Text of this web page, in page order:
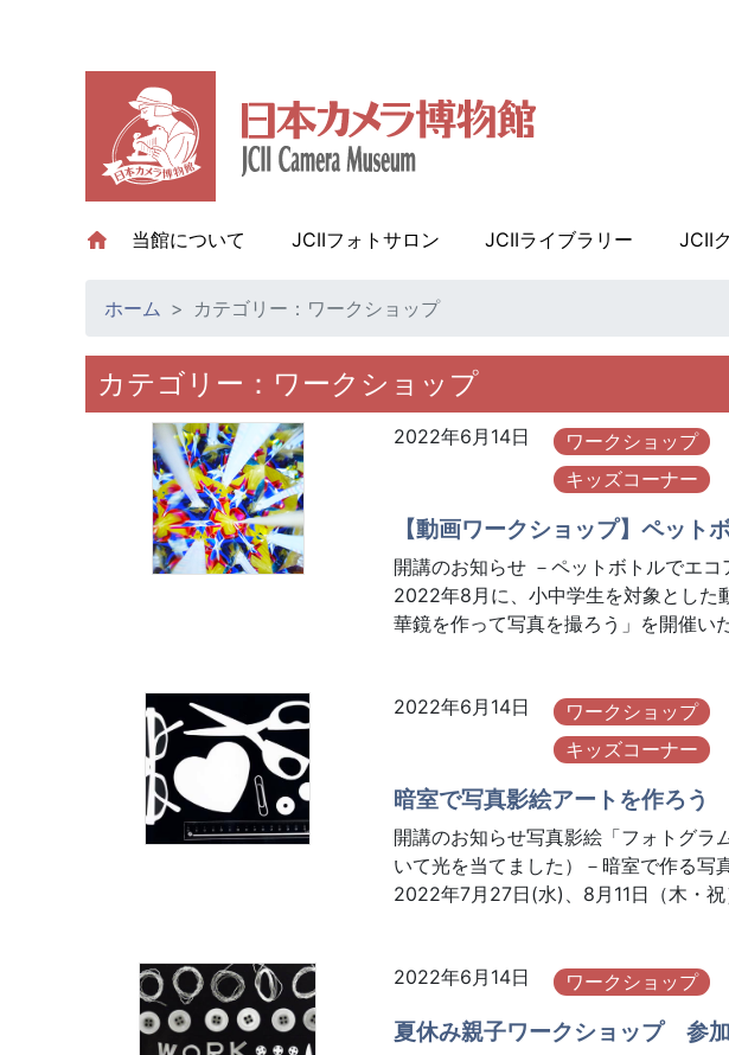
当館について (current)JCIIフォトサロン JCIIライブラリー JCII
ホーム カテゴリー：ワークショップ
カテゴリー：ワークショップ
2022年6月14日 ワークショップ
キッズコーナー
【動画ワークショップ】ペット
開講のお知らせ －ペットボトルでエ
2022年8月に、小中学生を対象とした
華鏡を作って写真を撮ろう」を開催い
2022年6月14日 ワークショップ
キッズコーナー
暗室で写真影絵アートを作ろう
開講のお知らせ写真影絵「フォトグラ
いて光を当てました）－暗室で作る写
2022年7月27日(水)、8月11日（木・
2022年6月14日 ワークショップ
夏休み親子ワークショップ 参加